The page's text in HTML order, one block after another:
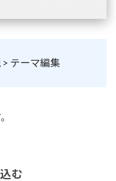
テーマ編集
む